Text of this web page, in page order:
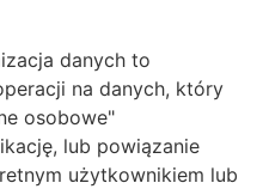
danych to
na danych, który
osobowe"
lub powiązanie
użytkownikiem lub